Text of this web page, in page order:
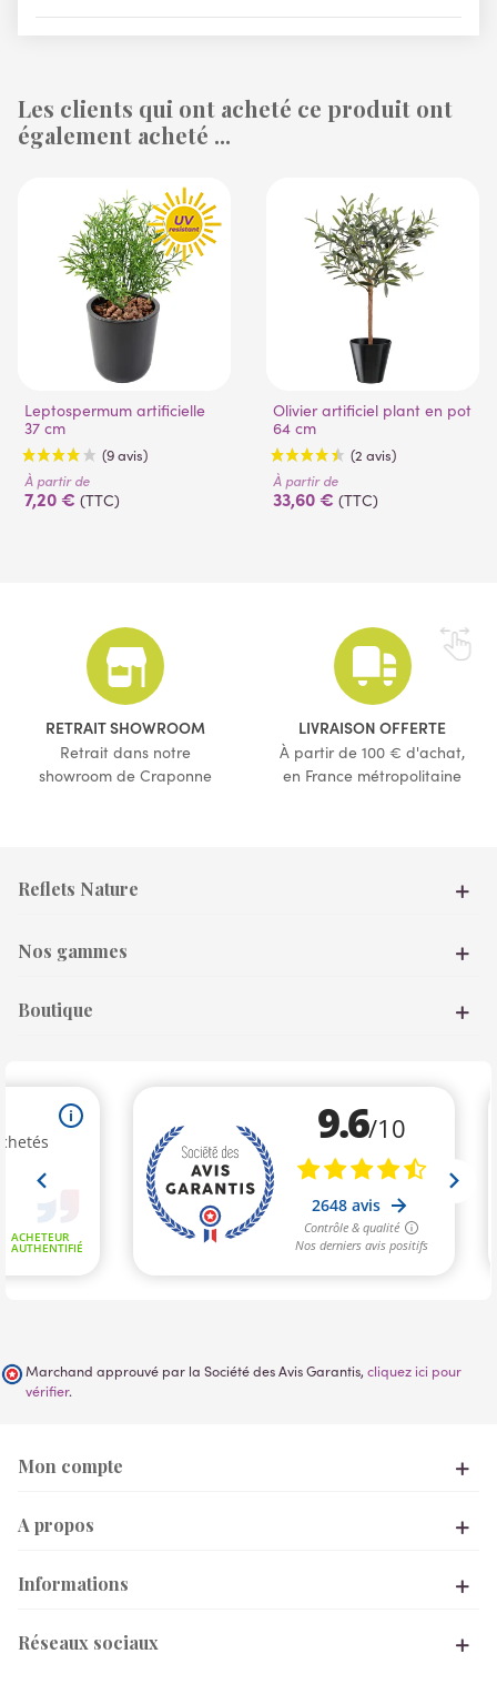
Les clients qui ont acheté ce produit ont
également acheté ...
Leptospermum artificielle
37 cm
(9 avis)
À partir de
7,20 € (TTC)
Olivier artificiel plant en pot
64 cm
(2 avis)
À partir de
33,60 € (TTC)
RETRAIT SHOWROOM
Retrait dans notre
showroom de Craponne
LIVRAISON OFFERTE
À partir de 100 € d'achat,
en France métropolitaine
Reflets Nature
Nos gammes
Boutique
Marchand approuvé par la Société des Avis Garantis, cliquez ici pour
vérifier.
Mon compte
A propos
Informations
Réseaux sociaux